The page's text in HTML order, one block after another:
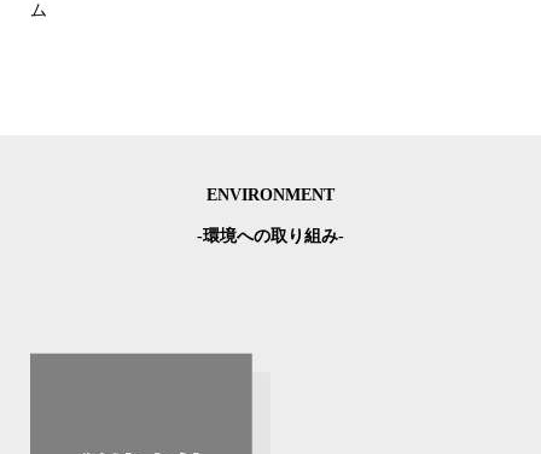
ム
ENVIRONMENT
-環境への取り組み-